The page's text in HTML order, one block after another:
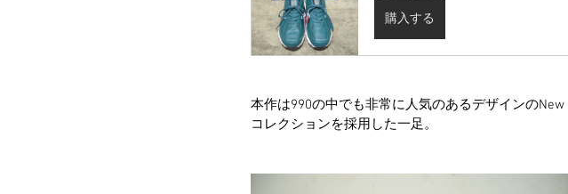
購入する
本作は990の中でも非常に人気のあるデザインの
コレクションを採用した一足。